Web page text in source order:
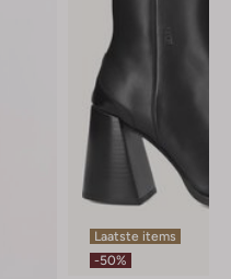
Laatste items
-50%